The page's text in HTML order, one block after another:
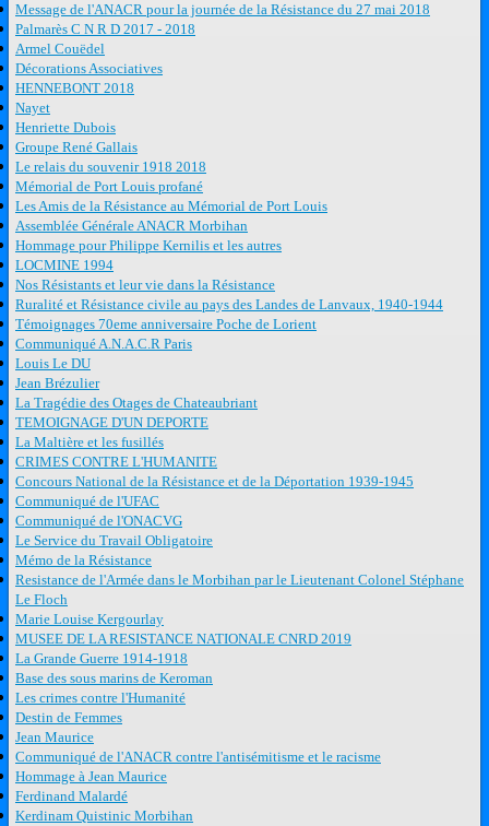
Message de l'ANACR pour la journée de la Résistance du 27 mai 2018
Palmarès C N R D 2017 - 2018
Armel Couëdel
Décorations Associatives
HENNEBONT 2018
Nayet
Henriette Dubois
Groupe René Gallais
Le relais du souvenir 1918 2018
Mémorial de Port Louis profané
Les Amis de la Résistance au Mémorial de Port Louis
Assemblée Générale ANACR Morbihan
Hommage pour Philippe Kernilis et les autres
LOCMINE 1994
Nos Résistants et leur vie dans la Résistance
Ruralité et Résistance civile au pays des Landes de Lanvaux, 1940-1944
Témoignages 70eme anniversaire Poche de Lorient
Communiqué A.N.A.C.R Paris
Louis Le DU
Jean Brézulier
La Tragédie des Otages de Chateaubriant
TEMOIGNAGE D'UN DEPORTE
La Maltière et les fusillés
CRIMES CONTRE L'HUMANITE
Concours National de la Résistance et de la Déportation 1939-1945
Communiqué de l'UFAC
Communiqué de l'ONACVG
Le Service du Travail Obligatoire
Mémo de la Résistance
Resistance de l'Armée dans le Morbihan par le Lieutenant Colonel Stéphane
Le Floch
Marie Louise Kergourlay
MUSEE DE LA RESISTANCE NATIONALE CNRD 2019
La Grande Guerre 1914-1918
Base des sous marins de Keroman
Les crimes contre l'Humanité
Destin de Femmes
Jean Maurice
Communiqué de l'ANACR contre l'antisémitisme et le racisme
Hommage à Jean Maurice
Ferdinand Malardé
Kerdinam Quistinic Morbihan